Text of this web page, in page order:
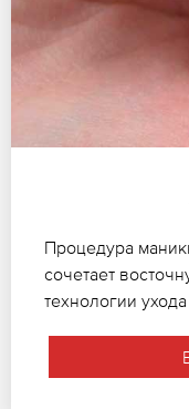
Процедура
сочетает
технологии